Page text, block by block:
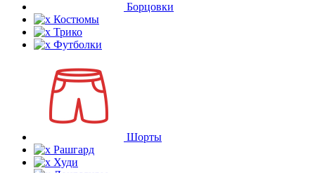
Борцовки
Костюмы
Трико
Футболки
Шорты
Рашгард
Худи